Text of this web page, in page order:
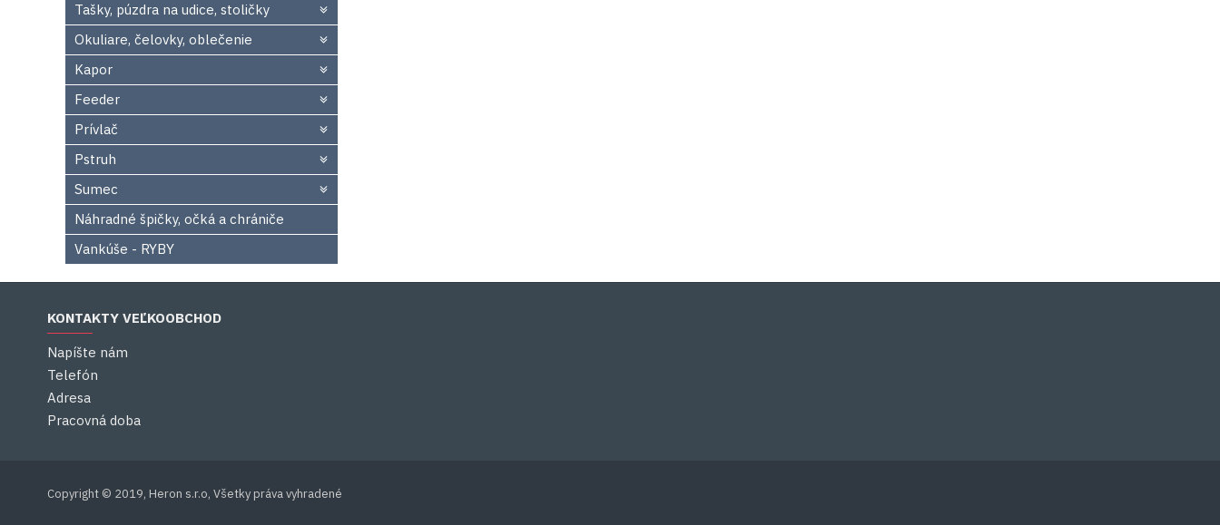
Tašky, púzdra na udice, stoličky
Okuliare, čelovky, oblečenie
Kapor
Feeder
Prívlač
Pstruh
Sumec
Náhradné špičky, očká a chrániče
Vankúše - RYBY
KONTAKTY VEĽKOOBCHOD
Napíšte nám
Telefón
Adresa
Pracovná doba
Copyright © 2019, Heron s.r.o, Všetky práva vyhradené